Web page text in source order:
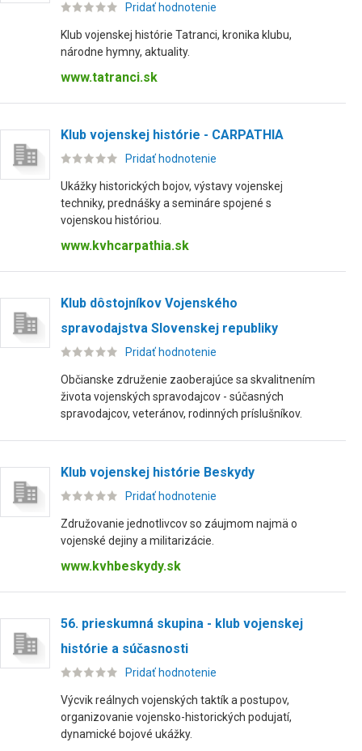
Pridať hodnotenie
Klub vojenskej histórie Tatranci, kronika klubu,
národne hymny, aktuality.
www.tatranci.sk
Klub vojenskej histórie - CARPATHIA
Pridať hodnotenie
Ukážky historických bojov, výstavy vojenskej
techniky, prednášky a semináre spojené s
vojenskou históriou.
www.kvhcarpathia.sk
Klub dôstojníkov Vojenského
spravodajstva Slovenskej republiky
Pridať hodnotenie
Občianske združenie zaoberajúce sa skvalitnením
života vojenských spravodajcov - súčasných
spravodajcov, veteránov, rodinných príslušníkov.
Klub vojenskej histórie Beskydy
Pridať hodnotenie
Združovanie jednotlivcov so záujmom najmä o
vojenské dejiny a militarizácie.
www.kvhbeskydy.sk
56. prieskumná skupina - klub vojenskej
histórie a súčasnosti
Pridať hodnotenie
Výcvik reálnych vojenských taktík a postupov,
organizovanie vojensko-historických podujatí,
dynamické bojové ukážky.